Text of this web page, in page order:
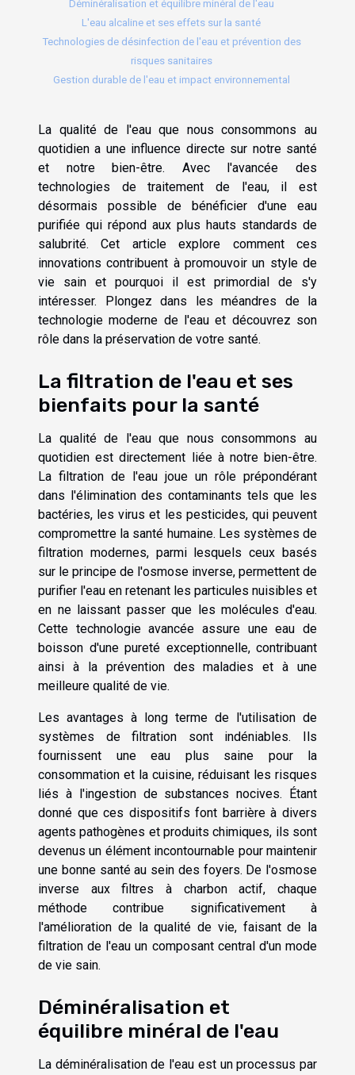
Déminéralisation et équilibre minéral de l'eau
L'eau alcaline et ses effets sur la santé
Technologies de désinfection de l'eau et prévention des
risques sanitaires
Gestion durable de l'eau et impact environnemental
La qualité de l'eau que nous consommons au
quotidien a une influence directe sur notre santé
et notre bien-être. Avec l'avancée des
technologies de traitement de l'eau, il est
désormais possible de bénéficier d'une eau
purifiée qui répond aux plus hauts standards de
salubrité. Cet article explore comment ces
innovations contribuent à promouvoir un style de
vie sain et pourquoi il est primordial de s'y
intéresser. Plongez dans les méandres de la
technologie moderne de l'eau et découvrez son
rôle dans la préservation de votre santé.
La filtration de l'eau et ses
bienfaits pour la santé
La qualité de l'eau que nous consommons au
quotidien est directement liée à notre bien-être.
La filtration de l'eau joue un rôle prépondérant
dans l'élimination des contaminants tels que les
bactéries, les virus et les pesticides, qui peuvent
compromettre la santé humaine. Les systèmes de
filtration modernes, parmi lesquels ceux basés
sur le principe de l'osmose inverse, permettent de
purifier l'eau en retenant les particules nuisibles et
en ne laissant passer que les molécules d'eau.
Cette technologie avancée assure une eau de
boisson d'une pureté exceptionnelle, contribuant
ainsi à la prévention des maladies et à une
meilleure qualité de vie.
Les avantages à long terme de l'utilisation de
systèmes de filtration sont indéniables. Ils
fournissent une eau plus saine pour la
consommation et la cuisine, réduisant les risques
liés à l'ingestion de substances nocives. Étant
donné que ces dispositifs font barrière à divers
agents pathogènes et produits chimiques, ils sont
devenus un élément incontournable pour maintenir
une bonne santé au sein des foyers. De l'osmose
inverse aux filtres à charbon actif, chaque
méthode contribue significativement à
l'amélioration de la qualité de vie, faisant de la
filtration de l'eau un composant central d'un mode
de vie sain.
Déminéralisation et
équilibre minéral de l'eau
La déminéralisation de l'eau est un processus par